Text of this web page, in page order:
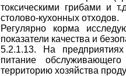
токсическими грибами и
столово-кухонных отходов.
Регулярно корма
показатели качества и
5.2.1.13. На предприятиях
питание
территорию хозяйства